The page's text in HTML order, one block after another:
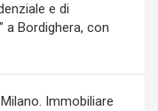
e di
a Bordighera, con
Immobiliare